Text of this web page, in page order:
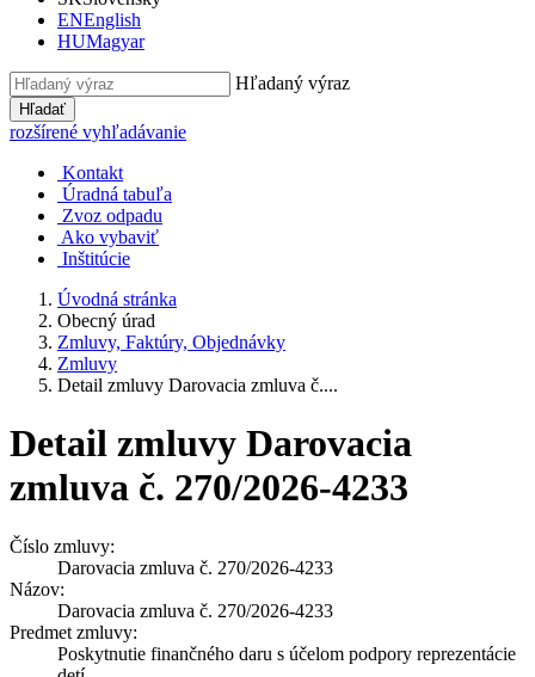
ENEnglish
HUMagyar
Hľadaný výraz
Hľadať
rozšírené vyhľadávanie
Kontakt
Úradná tabuľa
Zvoz odpadu
Ako vybaviť
Inštitúcie
Úvodná stránka
Obecný úrad
Zmluvy, Faktúry, Objednávky
Zmluvy
Detail zmluvy Darovacia zmluva č....
Detail zmluvy Darovacia
zmluva č. 270/2026-4233
Číslo zmluvy:
Darovacia zmluva č. 270/2026-4233
Názov:
Darovacia zmluva č. 270/2026-4233
Predmet zmluvy:
Poskytnutie finančného daru s účelom podpory reprezentácie